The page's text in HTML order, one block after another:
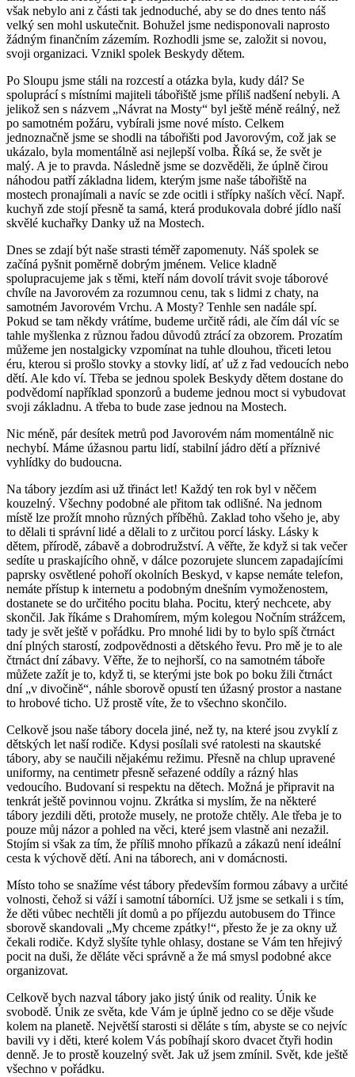
však nebylo ani z části tak jednoduché, aby se do dnes tento náš
velký sen mohl uskutečnit. Bohužel jsme nedisponovali naprosto
žádným finančním zázemím. Rozhodli jsme se, založit si novou,
svoji organizaci. Vznikl spolek Beskydy dětem.
Po Sloupu jsme stáli na rozcestí a otázka byla, kudy dál? Se
spoluprácí s místními majiteli tábořiště jsme příliš nadšení nebyli. A
jelikož sen s názvem „Návrat na Mosty“ byl ještě méně reálný, než
po samotném požáru, vybírali jsme nové místo. Celkem
jednoznačně jsme se shodli na tábořišti pod Javorovým, což jak se
ukázalo, byla momentálně asi nejlepší volba. Říká se, že svět je
malý. A je to pravda. Následně jsme se dozvěděli, že úplně čirou
náhodou patří základna lidem, kterým jsme naše tábořiště na
mostech pronajímali a navíc se zde ocitli i střípky naších věcí. Např.
kuchyň zde stojí přesně ta samá, která produkovala dobré jídlo naší
skvělé kuchařky Danky už na Mostech.
Dnes se zdají být naše strasti téměř zapomenuty. Náš spolek se
začíná pyšnit poměrně dobrým jménem. Velice kladně
spolupracujeme jak s těmi, kteří nám dovolí trávit svoje táborové
chvíle na Javorovém za rozumnou cenu, tak s lidmi z chaty, na
samotném Javorovém Vrchu. A Mosty? Tenhle sen nadále spí.
Pokud se tam někdy vrátíme, budeme určitě rádi, ale čím dál víc se
tahle myšlenka z různou řadou důvodů ztrácí za obzorem. Prozatím
můžeme jen nostalgicky vzpomínat na tuhle dlouhou, třiceti letou
éru, kterou si prošlo stovky a stovky lidí, ať už z řad vedoucích nebo
dětí. Ale kdo ví. Třeba se jednou spolek Beskydy dětem dostane do
podvědomí například sponzorů a budeme jednou moct si vybudovat
svoji základnu. A třeba to bude zase jednou na Mostech.
Nic méně, pár desítek metrů pod Javorovém nám momentálně nic
nechybí. Máme úžasnou partu lidí, stabilní jádro dětí a příznivé
vyhlídky do budoucna.
Na tábory jezdím asi už třináct let! Každý ten rok byl v něčem
kouzelný. Všechny podobné ale přitom tak odlišné. Na jednom
místě lze prožít mnoho různých příběhů. Zaklad toho všeho je, aby
to dělali ti správní lidé a dělali to z určitou porcí lásky. Lásky k
dětem, přírodě, zábavě a dobrodružství. A věřte, že když si tak večer
sedíte u praskajícího ohně, v dálce pozorujete sluncem zapadajícími
paprsky osvětlené pohoří okolních Beskyd, v kapse nemáte telefon,
nemáte přístup k internetu a podobným dnešním vymoženostem,
dostanete se do určitého pocitu blaha. Pocitu, který nechcete, aby
skončil. Jak říkáme s Drahomírem, mým kolegou Nočním strážcem,
tady je svět ještě v pořádku. Pro mnohé lidi by to bylo spíš čtrnáct
dní plných starostí, zodpovědnosti a dětského řevu. Pro mě je to ale
čtrnáct dní zábavy. Věřte, že to nejhorší, co na samotném táboře
můžete zažít je to, když ti, se kterými jste bok po boku žili čtrnáct
dní „v divočině“, náhle sborově opustí ten úžasný prostor a nastane
to hrobové ticho. Už prostě víte, že to všechno skončilo.
Celkově jsou naše tábory docela jiné, než ty, na které jsou zvyklí z
dětských let naší rodiče. Kdysi posílali své ratolesti na skautské
tábory, aby se naučili nějakému režimu. Přesně na chlup upravené
uniformy, na centimetr přesně seřazené oddíly a rázný hlas
vedoucího. Budovaní si respektu na dětech. Možná je připravit na
tenkrát ještě povinnou vojnu. Zkrátka si myslím, že na některé
tábory jezdili děti, protože musely, ne protože chtěly. Ale třeba je to
pouze můj názor a pohled na věci, které jsem vlastně ani nezažil.
Stojím si však za tím, že příliš mnoho příkazů a zákazů není ideální
cesta k výchově dětí. Ani na táborech, ani v domácnosti.
Místo toho se snažíme vést tábory především formou zábavy a určité
volnosti, čehož si váží i samotní táborníci. Už jsme se setkali i s tím,
že děti vůbec nechtěli jít domů a po příjezdu autobusem do Třince
sborově skandovali „My chceme zpátky!“, přesto že je za okny už
čekali rodiče. Když slyšíte tyhle ohlasy, dostane se Vám ten hřejivý
pocit na duši, že děláte věci správně a že má smysl podobné akce
organizovat.
Celkově bych nazval tábory jako jistý únik od reality. Únik ke
svobodě. Únik ze světa, kde Vám je úplně jedno co se děje všude
kolem na planetě. Největší starosti si děláte s tím, abyste se co nejvíc
bavili vy i děti, které kolem Vás pobíhají skoro dvacet čtyři hodin
denně. Je to prostě kouzelný svět. Jak už jsem zmínil. Svět, kde ještě
všechno v pořádku.